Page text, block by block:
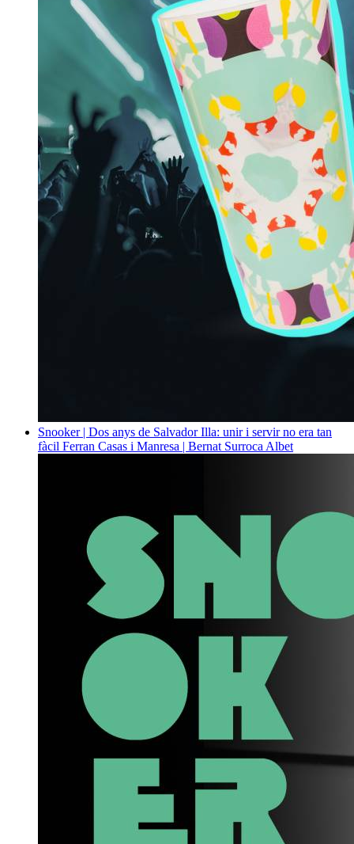
Snooker | Dos anys de Salvador Illa: unir i servir no era tan
fàcil Ferran Casas i Manresa | Bernat Surroca Albet